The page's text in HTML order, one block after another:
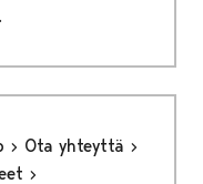
Ota yhteyttä